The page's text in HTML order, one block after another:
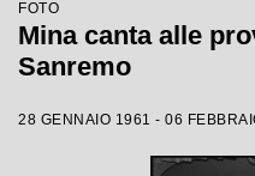
FOTO
Mina canta alle
Sanremo
28 GENNAIO 1961 - 06